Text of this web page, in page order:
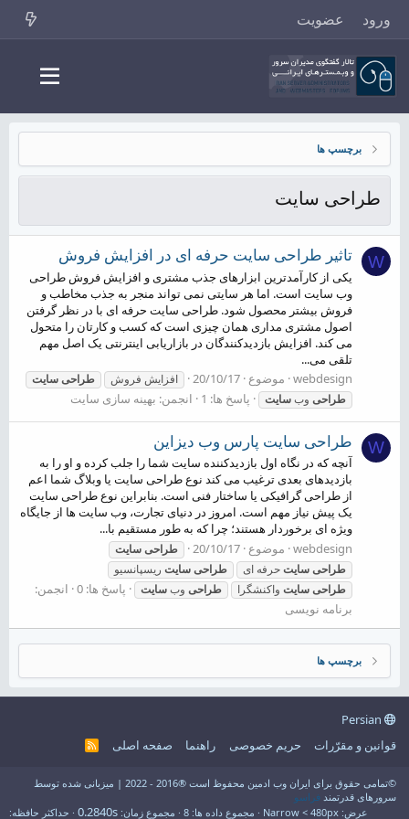
ورود عضویت
برچسپ ها
طراحی سایت
W تاثیر طراحی سایت حرفه ای در افزایش فروش
یکی از کارآمدترین ابزارهای جذب مشتری و افزایش فروش طراحی
وب سایت است. اما هر سایتی نمی تواند منجر به جذب مخاطب و
فروش بیشتر محصول شود. طراحی سایت حرفه ای با در نظر گرفتن
اصول مشتری مداری همان چیزی است که کسب و کارتان را متحول
می کند. افزایش بازدیدکنندگان در بازاریابی اینترنتی یک اصل مهم
تلقی می...
webdesign موضوع 20/10/17 افزایش فروش طراحیسایت
طراحی وبسایت پاسخ ها: 1 انجمن: بهینه سازی سایت
W طراحی سایت پارس وب دیزاین
آنچه که در نگاه اول بازدیدکننده سایت شما را جلب کرده و او را به
بازدیدهای بعدی ترغیب می کند نوع طراحی سایت یا وبلاگ شما اعم
از طراحی گرافیکی یا ساختار فنی است. بنابراین نوع طراحی سایت
یک پیش نیاز مهم است. امروز در دنیای تجارت، وب سایت ها از جایگاه
ویژه ای برخوردار هستند؛ چرا که به طور مستقیم با...
webdesign موضوع 20/10/17 طراحیسایت
طراحیسایتحرفه ای طراحیسایت ریسپانسیو
طراحیسایت واکنشگرا طراحی وبسایت پاسخ ها: 0
انجمن:
برنامه نویسی
برچسپ ها
قوانین و مقرّرات
حریم خصوصی راهنما صفحه اصلی
R
©تمامی حقوق برای ایران وب ادمین محفوظ است ®2016 - 2022 | میزبانی شده توسط
سرورهای قدرتمند فراسو
عرض
مجموع داده ها 8 مجموع زمان 0.2840s حداکثر حافظه